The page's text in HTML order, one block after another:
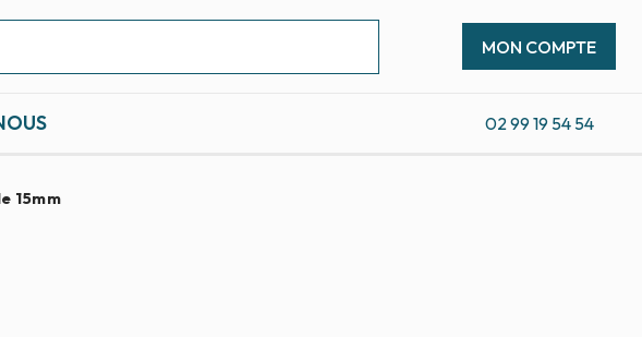
MON COMPTE
02 99 19 54 54
15mm